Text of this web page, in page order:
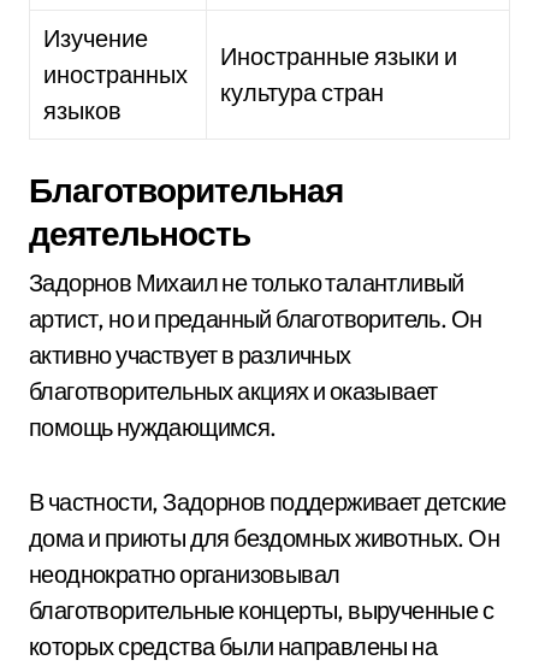
Изучение
иностранных
языков
Иностранные языки и
культура стран
Благотворительная
деятельность
Задорнов Михаил не только талантливый
артист, но и преданный благотворитель. Он
активно участвует в различных
благотворительных акциях и оказывает
помощь нуждающимся.
В частности, Задорнов поддерживает детские
дома и приюты для бездомных животных. Он
неоднократно организовывал
благотворительные концерты, вырученные с
которых средства были направлены на